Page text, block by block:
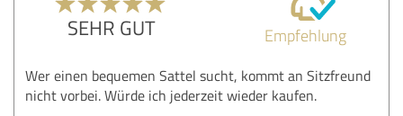
SEHR GUT Empfehlung
Wer einen bequemen Sattel sucht, kommt an Sitzfreund
nicht vorbei. Würde ich jederzeit wieder kaufen.